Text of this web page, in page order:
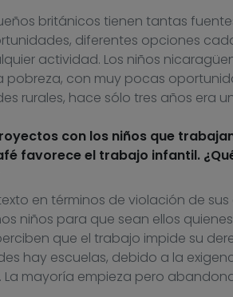
británicos tienen tantas
diferentes opciones
actividad. Los niños
con muy pocas
rurales, hace sólo tres años era
con los niños que
favorece el trabajo infantil.
en términos de violación de
niños para que sean ellos
que el trabajo impide su
hay escuelas, debido a la
mayoría empieza pero